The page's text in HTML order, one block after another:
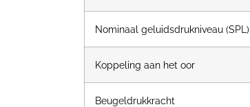
Nominaal geluidsdrukniveau (SPL)
Koppeling aan het oor
Beugeldrukkracht